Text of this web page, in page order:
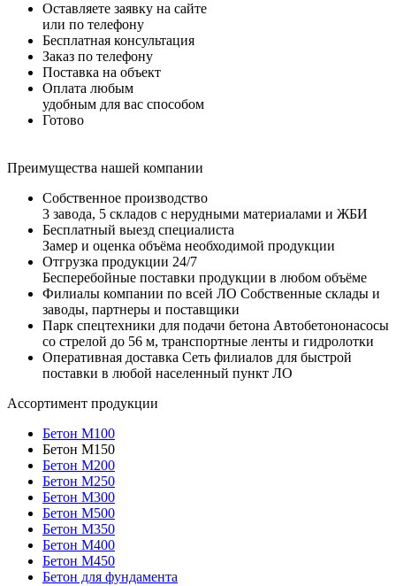
Оставляете заявку на сайте
или по телефону
Бесплатная консультация
Заказ по телефону
Поставка на объект
Оплата любым
удобным для вас способом
Готово
Преимущества нашей компании
Собственное производство
3 завода, 5 складов с нерудными материалами и ЖБИ
Бесплатный выезд специалиста
Замер и оценка объёма необходимой продукции
Отгрузка продукции 24/7
Бесперебойные поставки продукции в любом объёме
Филиалы компании по всей ЛО Собственные склады и
заводы, партнеры и поставщики
Парк спецтехники для подачи бетона Автобетононасосы
со стрелой до 56 м, транспортные ленты и гидролотки
Оперативная доставка Сеть филиалов для быстрой
поставки в любой населенный пункт ЛО
Ассортимент продукции
Бетон М100
Бетон М150
Бетон М200
Бетон М250
Бетон М300
Бетон М500
Бетон М350
Бетон М400
Бетон М450
Бетон для фундамента